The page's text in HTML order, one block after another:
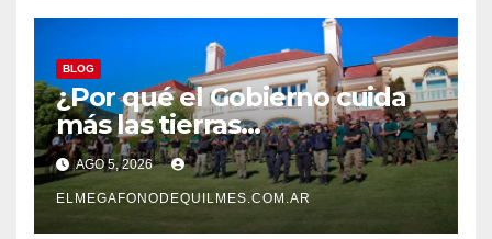
BLOG
¿Por qué el Gobierno cuida
más las tierras
extranjerizadas que el
patrimonio de todos los
argentinos?
AGO 5, 2026
ELMEGAFONODEQUILMES.COM.AR